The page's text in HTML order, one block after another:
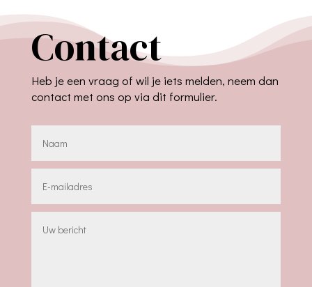
Contact
Heb je een vraag of wil je iets melden, neem dan
contact met ons op via dit formulier.